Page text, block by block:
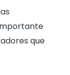
que